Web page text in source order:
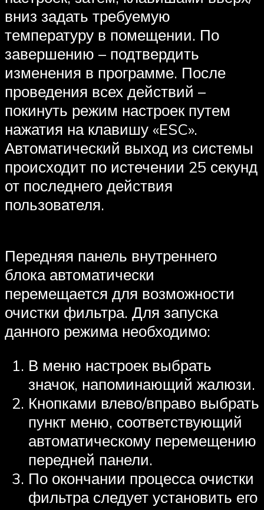
вниз задать требуемую
температуру в помещении. По
завершению – подтвердить
изменения в программе. После
проведения всех действий –
покинуть режим настроек путем
нажатия на клавишу «ESC».
Автоматический выход из системы
происходит по истечении 25 секунд
от последнего действия
пользователя.
Передняя панель внутреннего
блока автоматически
перемещается для возможности
очистки фильтра. Для запуска
данного режима необходимо:
В меню настроек выбрать
значок, напоминающий жалюзи.
Кнопками влево/вправо выбрать
пункт меню, соответствующий
автоматическому перемещению
передней панели.
По окончании процесса очистки
фильтра следует установить его